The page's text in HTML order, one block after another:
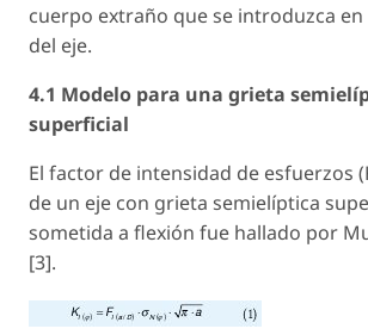
cuerpo extraño que se introduzca en
del eje.
4.1 Modelo para una grieta
superficial
El factor de intensidad de esfuerzos
de un eje con grieta semielíptica
sometida a flexión fue hallado por
[3].